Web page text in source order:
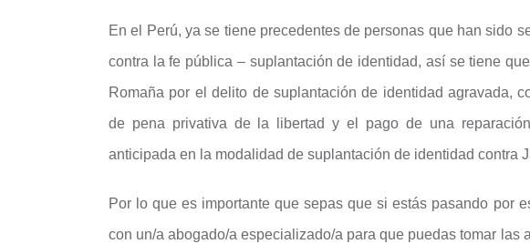
En el Perú, ya se tiene precedentes de personas que han sido
contra la fe pública – suplantación de identidad, así se tiene
Romaña por el delito de suplantación de identidad agravada,
de pena privativa de la libertad y el pago de una
anticipada en la modalidad de suplantación de identidad contra
Por lo que es importante que sepas que si estás pasando por
con un/a abogado/a especializado/a para que puedas tomar las